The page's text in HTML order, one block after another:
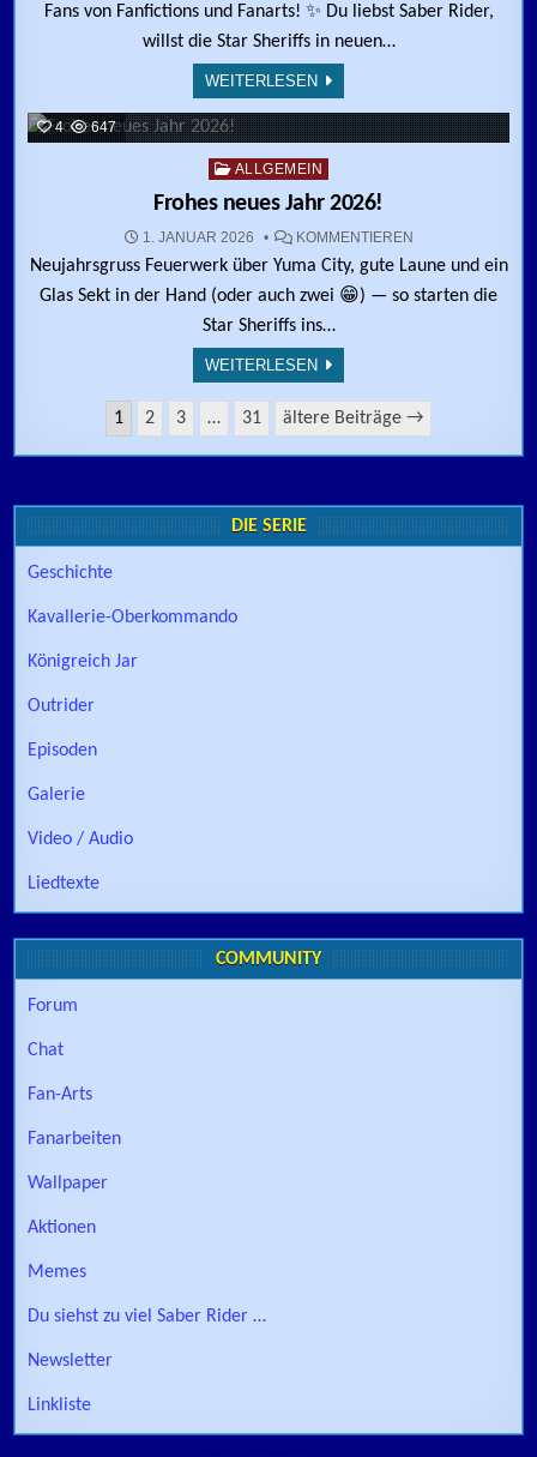
Fans von Fanfictions und Fanarts! ✨ Du liebst Saber Rider,
willst die Star Sheriffs in neuen…
WEITERLESEN
4 647
Posted in
ALLGEMEIN
Frohes neues Jahr 2026!
1. JANUAR 2026 KOMMENTIERENZU FROHES
Neujahrsgruss Feuerwerk über Yuma City, gute Laune und ein
Glas Sekt in der Hand (oder auch zwei 😁) — so starten die
Star Sheriffs ins…
WEITERLESEN
Seitennummerierung der Beiträge
1 2 3 … 31 ältere Beiträge →
DIE SERIE
Geschichte
Kavallerie-Oberkommando
Königreich Jar
Outrider
Episoden
Galerie
Video / Audio
Liedtexte
COMMUNITY
Forum
Chat
Fan-Arts
Fanarbeiten
Wallpaper
Aktionen
Memes
Du siehst zu viel Saber Rider …
Newsletter
Linkliste